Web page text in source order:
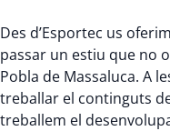
Des d’Esportec us
passar un estiu que no
Pobla de Massaluca. A
treballar el continguts
treballem el